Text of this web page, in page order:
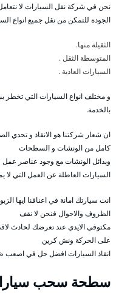
نحن في شركة نقل السيارات لا
الجودة للتمكن من نقل جميع انواع
الثقيلة منها.
المتوسطة الثقل .
السيارات العادية .
و مختلف انواع السيارات التي تخطر
بالخدمة.
ان شعار شركتنا هو الانقاذ و تحدي
كامل من الونشات و السطحات
وبدائل الونشات مع وجود عناصر
السيارات العاطلة عن العمل التي لا
انت سيارتك امانة في اعناقنا ايها
الظروف والاحوال فنحن لا نقف
مكتوفي الايدي عند تعرضك لحادث
على الحركة ونش كرين
انقاذ السيارات افضل حل في
سطحة سحب